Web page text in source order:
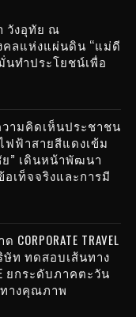
วังอุทัย ณ
คลแห่งแผ่นดิน “แม่ดี
นทำประโยชน์เพื่อ
ามคิดเห็นประชาชน
ฟฟ้าสายสีแดงเข้ม
” เดินหน้าพัฒนา
เท็จจริงและการมี
TRAVEL
ษัท ทดสอบเส้นทาง
ยกระดับภาคตะวัน
างคุณภาพ